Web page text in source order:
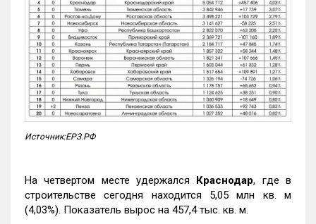
Источник:ЕРЗ.РФ
На четвертом месте удержался Краснодар, где в
строительстве сегодня находится 5,05 млн кв. м
(4,03%). Показатель вырос на 457,4 тыс. кв. м.